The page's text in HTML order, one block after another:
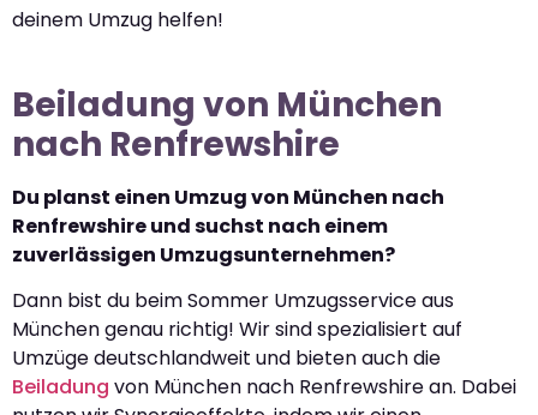
deinem Umzug helfen!
Beiladung von München
nach Renfrewshire
Du planst einen Umzug von München nach
Renfrewshire und suchst nach einem
zuverlässigen Umzugsunternehmen?
Dann bist du beim Sommer Umzugsservice aus
München genau richtig! Wir sind spezialisiert auf
Umzüge deutschlandweit und bieten auch die
Beiladung von München nach Renfrewshire an. Dabei